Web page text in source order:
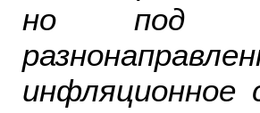
но под
инфляционное